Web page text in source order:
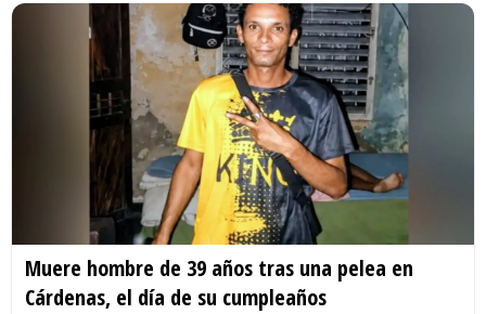
Muere hombre de 39 años tras una pelea en
Cárdenas, el día de su cumpleaños